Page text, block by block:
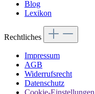
Blog
Lexikon
Rechtliches
Impressum
AGB
Widerrufsrecht
Datenschutz